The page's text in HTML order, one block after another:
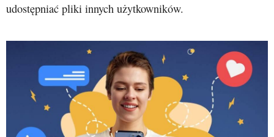
udostępniać pliki innych użytkowników.